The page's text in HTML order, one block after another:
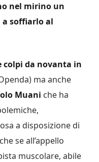
nel mirino un
soffiarlo al
colpi da novanta in
ma anche
Muani che ha
a disposizione di
se all’appello
muscolare, abile